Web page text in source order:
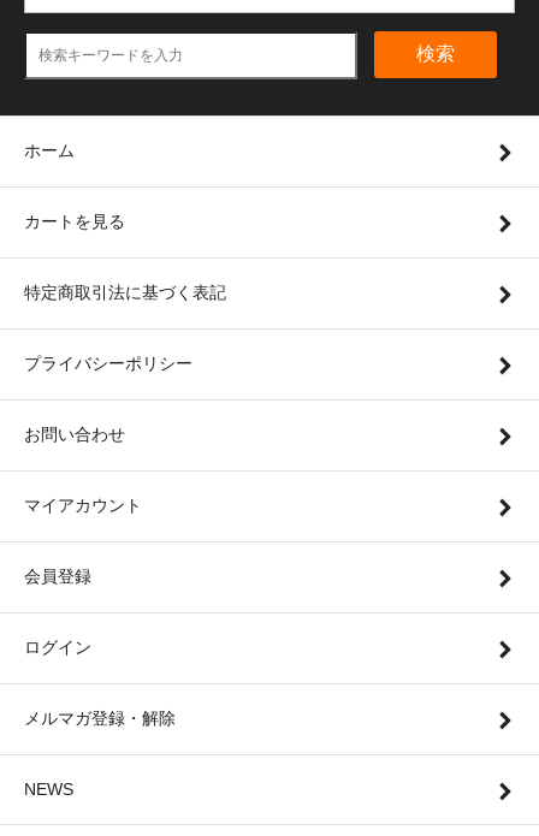
検索
ホーム
カートを見る
特定商取引法に基づく表記
プライバシーポリシー
お問い合わせ
マイアカウント
会員登録
ログイン
メルマガ登録・解除
NEWS